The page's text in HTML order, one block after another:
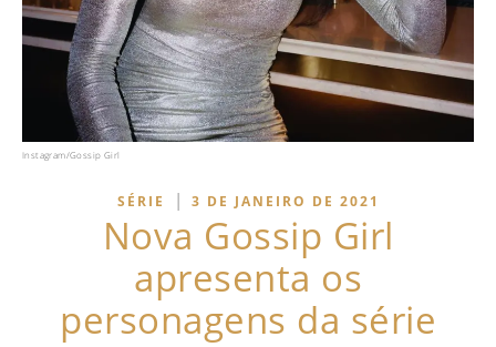
Instagram/Gossip Girl
SÉRIE | 3 DE JANEIRO DE 2021
Nova Gossip Girl
apresenta os
personagens da série